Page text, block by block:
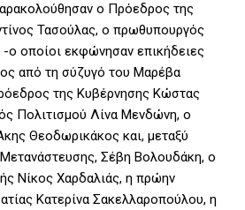
ο Πρόεδρος της
Τασούλας, ο πρωθυπουργός
ο οποίοι εκφώνησαν επικήδειες
από τη σύζυγό του Μαρέβα
της Κυβέρνησης Κώστας
Πολιτισμού Λίνα Μενδώνη, ο
Θεοδωρικάκος και, μεταξύ
Σέβη Βολουδάκη, ο
Νίκος Χαρδαλιάς, η πρώην
Κατερίνα Σακελλαροπούλου, η